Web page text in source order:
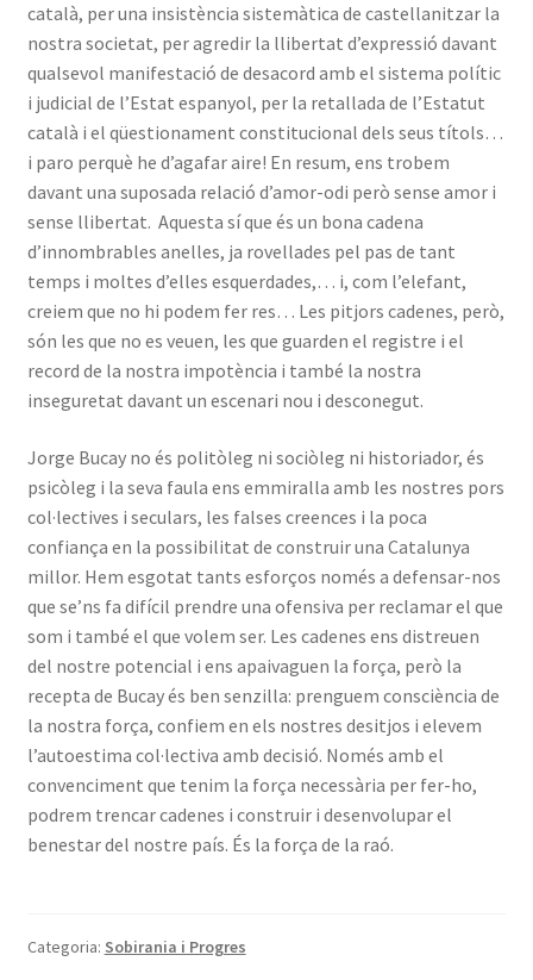
català, per una insistència sistemàtica de castellanitzar la
nostra societat, per agredir la llibertat d’expressió davant
qualsevol manifestació de desacord amb el sistema polític
i judicial de l’Estat espanyol, per la retallada de l’Estatut
català i el qüestionament constitucional dels seus títols…
i paro perquè he d’agafar aire! En resum, ens trobem
davant una suposada relació d’amor-odi però sense amor i
sense llibertat. Aquesta sí que és un bona cadena
d’innombrables anelles, ja rovellades pel pas de tant
temps i moltes d’elles esquerdades,… i, com l’elefant,
creiem que no hi podem fer res… Les pitjors cadenes, però,
són les que no es veuen, les que guarden el registre i el
record de la nostra impotència i també la nostra
inseguretat davant un escenari nou i desconegut.
Jorge Bucay no és politòleg ni sociòleg ni historiador, és
psicòleg i la seva faula ens emmiralla amb les nostres pors
col·lectives i seculars, les falses creences i la poca
confiança en la possibilitat de construir una Catalunya
millor. Hem esgotat tants esforços només a defensar-nos
que se’ns fa difícil prendre una ofensiva per reclamar el que
som i també el que volem ser. Les cadenes ens distreuen
del nostre potencial i ens apaivaguen la força, però la
recepta de Bucay és ben senzilla: prenguem consciència de
la nostra força, confiem en els nostres desitjos i elevem
l’autoestima col·lectiva amb decisió. Només amb el
convenciment que tenim la força necessària per fer-ho,
podrem trencar cadenes i construir i desenvolupar el
benestar del nostre país. És la força de la raó.
Categoria: Sobirania i Progres